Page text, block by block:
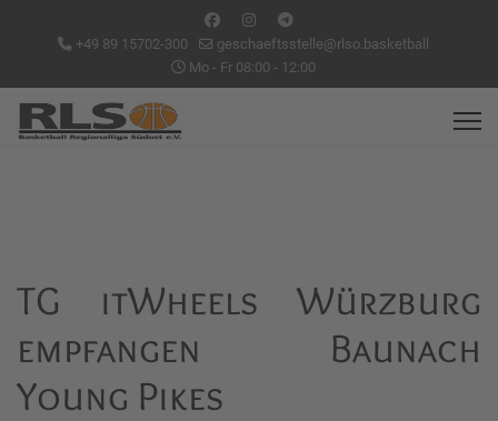
+49 89 15702-300
geschaeftsstelle@rlso.basketball
Mo - Fr 08:00 - 12:00
TG itWheels Würzburg
empfangen Baunach
Young Pikes